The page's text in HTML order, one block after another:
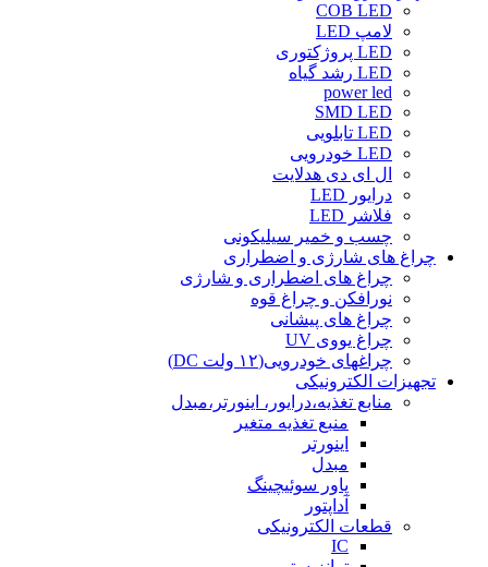
COB LED
لامپ LED
LED پروژکتوری
LED رشد گیاه
power led
SMD LED
LED تابلویی
LED خودرویی
ال ای دی هدلایت
درایور LED
فلاشر LED
چسب و خمیر سیلیکونی
چراغ های شارژی و اضطراری
چراغ های اضطراری و شارژی
نورافکن و چراغ قوه
چراغ های پیشانی
چراغ یووی UV
چراغهای خودرویی(۱۲ ولت DC)
تجهیزات الکترونیکی
منابع تغذیه،درایور، اینورتر،مبدل
منبع تغذیه متغیر
اینورتر
مبدل
پاور سوئیچینگ
آداپتور
قطعات الکترونیکی
IC